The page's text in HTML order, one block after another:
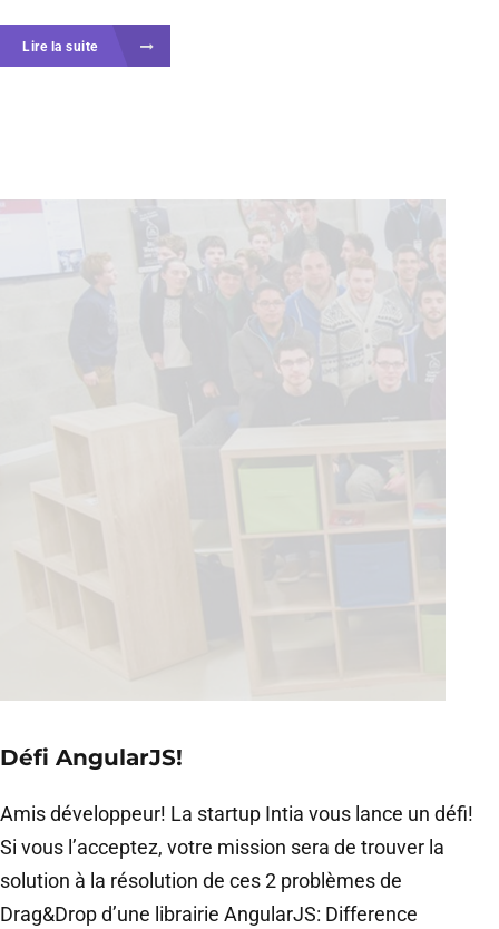
Lire la suite
Défi AngularJS!
Amis développeur! La startup Intia vous lance un défi!
Si vous l’acceptez, votre mission sera de trouver la
solution à la résolution de ces 2 problèmes de
Drag&Drop d’une librairie AngularJS: Difference